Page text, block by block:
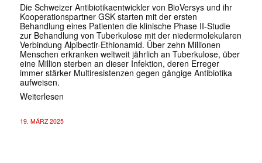
Die Schweizer Antibiotikaentwickler von BioVersys und ihr
Kooperationspartner GSK starten mit der ersten
Behandlung eines Patienten die klinische Phase II-Studie
zur Behandlung von Tuberkulose mit der niedermolekularen
Verbindung Alpibectir-Ethionamid. Über zehn Millionen
Menschen erkranken weltweit jährlich an Tuberkulose, über
eine Million sterben an dieser Infektion, deren Erreger
immer stärker Multiresistenzen gegen gängige Antibiotika
aufweisen.
Weiterlesen
19. MÄRZ 2025